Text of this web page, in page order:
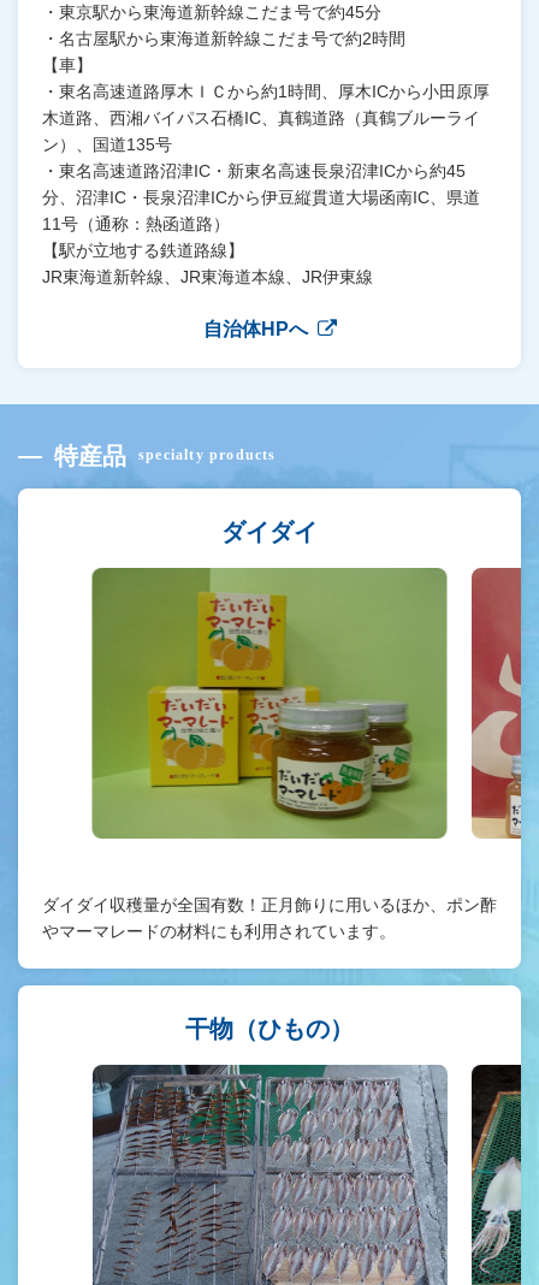
・東京駅から東海道新幹線こだま号で約45分
・名古屋駅から東海道新幹線こだま号で約2時間
【車】
・東名高速道路厚木ＩＣから約1時間、厚木ICから小田原厚
木道路、西湘バイパス石橋IC、真鶴道路（真鶴ブルーライ
ン）、国道135号
・東名高速道路沼津IC・新東名高速長泉沼津ICから約45
分、沼津IC・長泉沼津ICから伊豆縦貫道大場函南IC、県道
11号（通称：熱函道路）
【駅が立地する鉄道路線】
JR東海道新幹線、JR東海道本線、JR伊東線
自治体HPへ
特産品 specialty products
ダイダイ
ダイダイ収穫量が全国有数！正月飾りに用いるほか、ポン酢
やマーマレードの材料にも利用されています。
干物（ひもの）